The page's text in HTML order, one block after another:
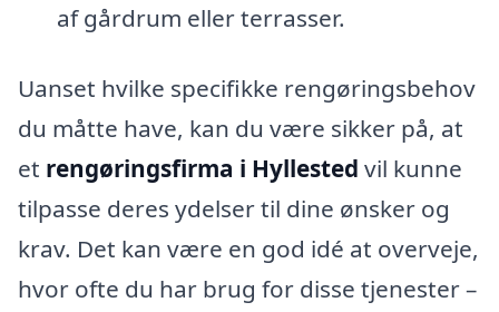
af gårdrum eller terrasser.
Uanset hvilke specifikke rengøringsbehov
du måtte have, kan du være sikker på, at
et rengøringsfirma i Hyllested vil kunne
tilpasse deres ydelser til dine ønsker og
krav. Det kan være en god idé at overveje,
hvor ofte du har brug for disse tjenester –